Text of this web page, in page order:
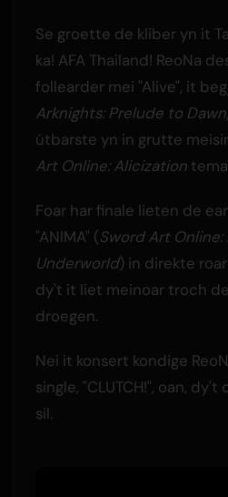
Se groette de kliber yn it
ka! AFA Thailand! ReoNa
follearder mei "Alive", it
Arknights: Prelude to Dawn
útbarste yn in grutte
Art Online: Alicization
Foar har finale lieten de
"ANIMA" (Sword Art
Underworld) in direkte
dy't it liet meinoar troch
droegen.
Nei it konsert kondige
single, "CLUTCH!", oan,
sil.